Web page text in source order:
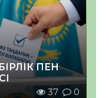
ПЕН
37 0